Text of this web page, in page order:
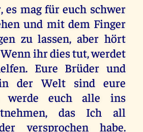
es mag für euch schwer
und mit dem Finger
zu lassen, aber hört
ihr dies tut, werdet
Eure Brüder und
in der Welt sind eure
werde euch alle ins
das Ich all
versprochen habe.